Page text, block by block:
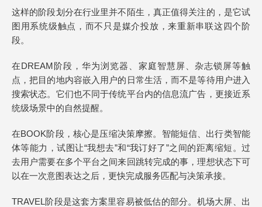
这样的阶段划分在行业里并不陌生，真正值得关注的，是它试
图用系统级触点，而不只是媒介投放，来重新串联这四个阶
段。
在DREAM阶段，华为浏览器、家庭智慧屏、杂志锁屏等触
点，把目的地内容嵌入用户的日常生活，而不是等待用户进入
搜索状态。它们也不同于传统平台内的信息流广告，更接近系
统级场景中的自然提醒。
在BOOK阶段，核心是压缩决策摩擦。智能短信、出行类智能
体等能力，试图让“我想去”和“我订好了”之间的距离缩短。过
去用户需要在多个平台之间来回跳转完成的事，理想状态下可
以在一次意图表达之后，更快完成服务匹配与决策承接。
TRAVEL阶段是这套方案里容易被低估的部分。机场大屏、出